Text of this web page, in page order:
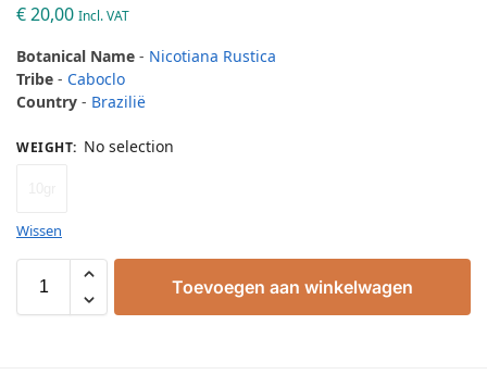
€20,00 Incl. VAT
Botanical Name - Nicotiana Rustica
Tribe - Caboclo
Country - Brazilië
WEIGHT: No selection
Wissen
Toevoegen aan winkelwagen